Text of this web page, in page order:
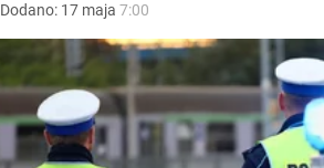
Dodano: 17 maja 7:00